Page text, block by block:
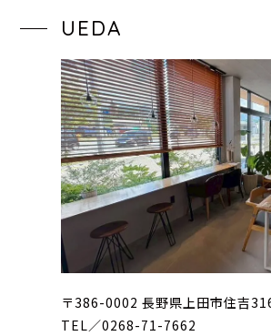
UEDA
〒386-0002 長野県上田市住吉
TEL／0268-71-7662